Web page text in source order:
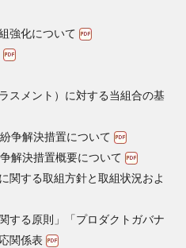
強化について
スメント）に対する当組合の基
争解決措置について
解決措置概要について
関する取組方針と取組状況およ
する原則」「プロダクトガバナ
関係表